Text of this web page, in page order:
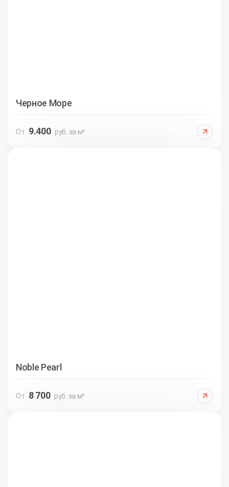
Черное Море
От 9.400 руб. за м²
Noble Pearl
От 8 700 руб. за м²